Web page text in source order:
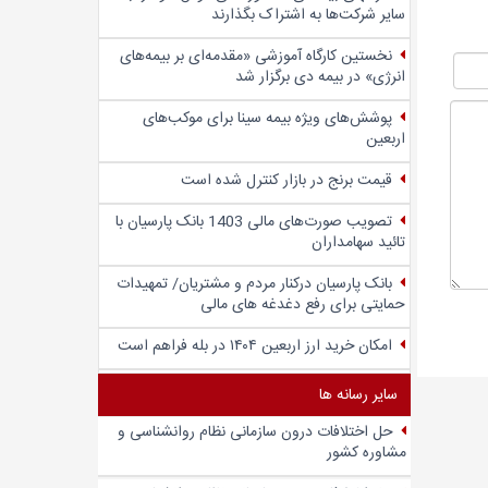
سایر شرکت‌ها به اشتراک بگذارند
نخستین کارگاه آموزشی «مقدمه‌ای بر بیمه‌های
انرژی» در بیمه دی برگزار شد
پوشش‌های ویژه بیمه سینا برای موکب‌های
اربعین
قیمت برنج در بازار کنترل شده است
تصویب صورت‌های مالی 1403 بانک پارسیان با
تائید سهامداران
بانک پارسیان درکنار مردم و مشتریان/ تمهیدات
حمایتی برای رفع دغدغه های مالی
امکان خرید ارز اربعین ۱۴۰۴ در بله فراهم است
سایر رسانه ها
حل اختلافات درون سازمانی نظام روانشناسی و
مشاوره کشور